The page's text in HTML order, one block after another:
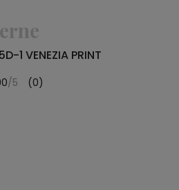
1 VENEZIA PRINT
/5 (0)